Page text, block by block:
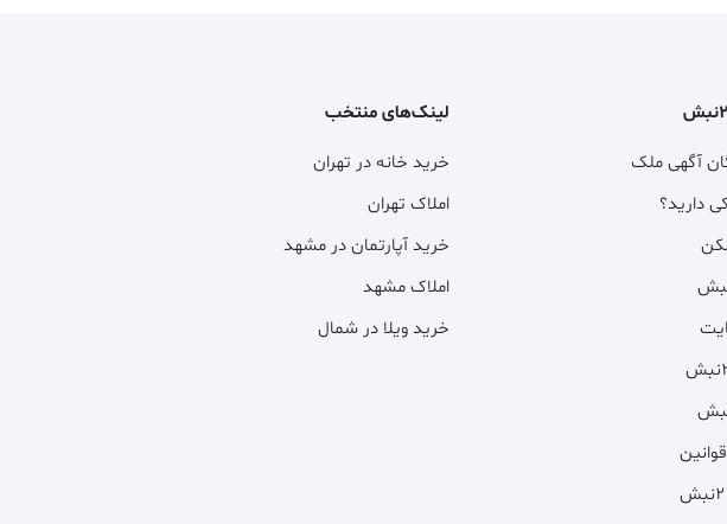
آگهی ملک
دارید؟
لینک‌های منتخب
خرید خانه در تهران
املاک تهران
خرید آپارتمان در مشهد
املاک مشهد
خرید ویلا در شمال